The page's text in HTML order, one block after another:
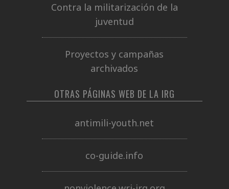
Contra la militarización de la
juventud
Proyectos y campañas
archivados
OTRAS PÁGINAS WEB DE LA IRG
antimili-youth.net
co-guide.info